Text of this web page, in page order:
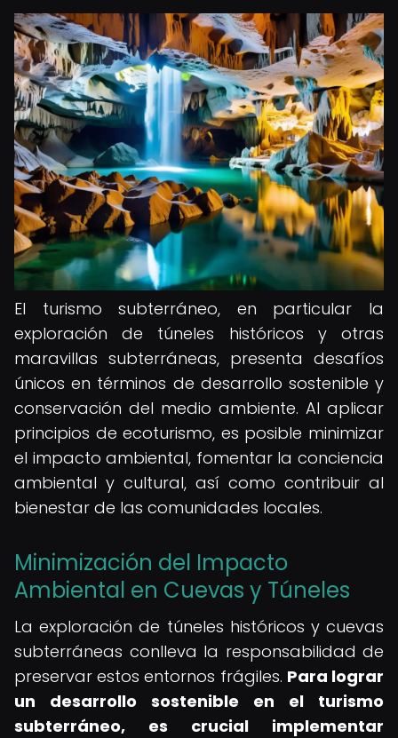
El turismo subterráneo, en particular la
exploración de túneles históricos y otras
maravillas subterráneas, presenta desafíos
únicos en términos de desarrollo sostenible y
conservación del medio ambiente. Al aplicar
principios de ecoturismo, es posible minimizar
el impacto ambiental, fomentar la conciencia
ambiental y cultural, así como contribuir al
bienestar de las comunidades locales.
Minimización del Impacto
Ambiental en Cuevas y Túneles
La exploración de túneles históricos y cuevas
subterráneas conlleva la responsabilidad de
preservar estos entornos frágiles. Para lograr
un desarrollo sostenible en el turismo
subterráneo, es crucial implementar